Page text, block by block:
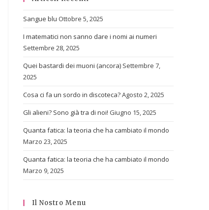
Sangue blu Ottobre 5, 2025
I matematici non sanno dare i nomi ai numeri
Settembre 28, 2025
Quei bastardi dei muoni (ancora) Settembre 7,
2025
Cosa ci fa un sordo in discoteca?Agosto 2, 2025
Gli alieni? Sono già tra di noi! Giugno 15, 2025
Quanta fatica: la teoria che ha cambiato il mondo
Marzo 23, 2025
Quanta fatica: la teoria che ha cambiato il mondo
Marzo 9, 2025
Il Nostro Menu